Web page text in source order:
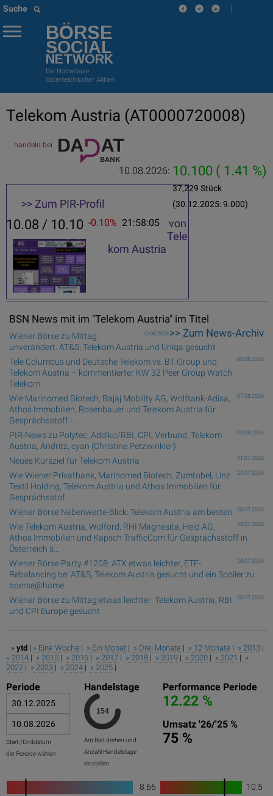
Suche |
BÖRSE
SOCIAL
NETWORK
Die Homebase
österreichischer Aktien
Telekom Austria (AT0000720008)
handeln bei
10.08.2026: 10.100 ( 1.41 %)
37,229 Stück
(30.12.2025: 9.000)
10.08 / 10.10 -0.10% 21:58:05
>> Zum PIR-Profil
von
Tele
kom Austria
BSN News mit im "Telekom Austria" im Titel
>> Zum News-Archiv
10.08.2026
Wiener Börse zu Mittag
unverändert: AT&S, Telekom Austria und Uniqa gesucht
08.08.2026
Tele Columbus und Deutsche Telekom vs. BT Group und
Telekom Austria – kommentierter KW 32 Peer Group Watch
Telekom
07.08.2026
Wie Marinomed Biotech, Bajaj Mobility AG, Wolftank-Adisa,
Athos Immobilien, Rosenbauer und Telekom Austria für
Gesprächsstoff i...
03.08.2026
PIR-News zu Polytec, Addiko/RBI, CPI, Verbund, Telekom
Austria, Andritz, cyan (Christine Petzwinkler)
31.07.2026
Neues Kursziel für Telekom Austria
29.07.2026
Wie Wiener Privatbank, Marinomed Biotech, Zumtobel, Linz
Textil Holding, Telekom Austria und Athos Immobilien für
Gesprächsstof...
28.07.2026
Wiener Börse Nebenwerte-Blick: Telekom Austria am besten
28.07.2026
Wie Telekom Austria, Wolford, RHI Magnesita, Heid AG,
Athos Immobilien und Kapsch TrafficCom für Gesprächsstoff in
Österreich s...
28.07.2026
Wiener Börse Party #1208: ATX etwas leichter, ETF-
Rebalancing bei AT&S, Telekom Austria gesucht und ein Spoiler zu
boerse@home
28.07.2026
Wiener Börse zu Mittag etwas leichter: Telekom Austria, RBI
und CPI Europe gesucht
» ytd | » Eine Woche | » Ein Monat | » Drei Monate | » 12 Monate | » 2013 |
» 2014 | » 2015 | » 2016 | » 2017 | » 2018 | » 2019 | » 2020 | » 2021 | »
2022 | » 2023 | » 2024 | » 2025 |
Periode
Start-/Enddatum
der Periode wählen
Handelstage
Am Rad drehen und
Anzahl Handelstage
einstellen
Performance Periode
12.22 %
Umsatz '26/'25 %
75 %
8.66
1 10.5